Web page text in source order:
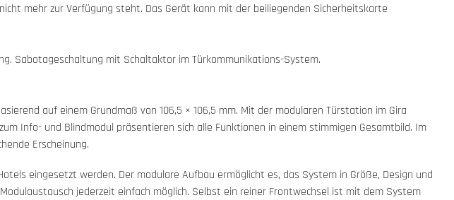
mehr zur Verfügung steht. Das Gerät kann mit der beiliegenden Sicherheitskarte
Sabotageschaltung mit Schaltaktor im Türkommunikations-System.
auf einem Grundmaß von 106,5 × 106,5 mm. Mit der modularen Türstation im Gira
Info- und Blindmodul präsentieren sich alle Funktionen in einem stimmigen Gesamtbild. Im
Erscheinung.
eingesetzt werden. Der modulare Aufbau ermöglicht es, das System in Größe, Design und
jederzeit einfach möglich. Selbst ein reiner Frontwechsel ist mit dem System